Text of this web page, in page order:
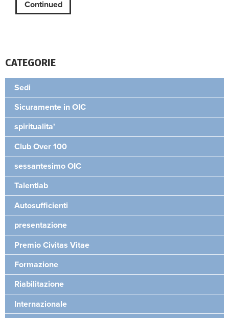
Continued
CATEGORIE
Sedi
Sicuramente in OIC
spiritualita'
Club Over 100
sessantesimo OIC
Talentlab
Autosufficienti
presentazione
Premio Civitas Vitae
Formazione
Riabilitazione
Internazionale